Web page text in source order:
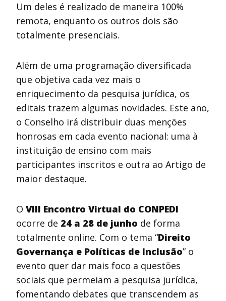
Um deles é realizado de maneira 100%
remota, enquanto os outros dois são
totalmente presenciais.
Além de uma programação diversificada
que objetiva cada vez mais o
enriquecimento da pesquisa jurídica, os
editais trazem algumas novidades. Este ano,
o Conselho irá distribuir duas menções
honrosas em cada evento nacional: uma à
instituição de ensino com mais
participantes inscritos e outra ao Artigo de
maior destaque.
O VIII Encontro Virtual do CONPEDI
ocorre de 24 a 28 de junho de forma
totalmente online. Com o tema “Direito
Governança e Políticas de Inclusão” o
evento quer dar mais foco a questões
sociais que permeiam a pesquisa jurídica,
fomentando debates que transcendem as